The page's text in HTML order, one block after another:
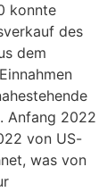
konnte
des
dem
Anfang 2022
von US-
was von